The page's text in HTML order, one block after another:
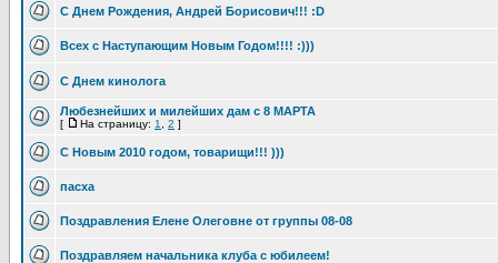
С Днем Рождения, Андрей Борисович!!! :D
Всех с Наступающим Новым Годом!!!! :)))
С Днем кинолога
Любезнейших и милейших дам с 8 МАРТА
[ На страницу: 1 2 ]
С Новым 2010 годом, товарищи!!! )))
пасха
Поздравления Елене Олеговне от группы 08-08
Поздравляем начальника клуба с юбилеем!